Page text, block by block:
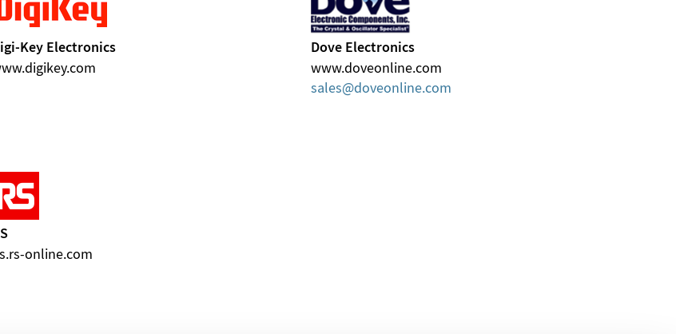
Key Electronics
Dove Electronics
www.doveonline.com
sales
doveonlinecom
online.com